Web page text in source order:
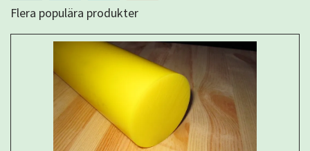
Flera populära produkter